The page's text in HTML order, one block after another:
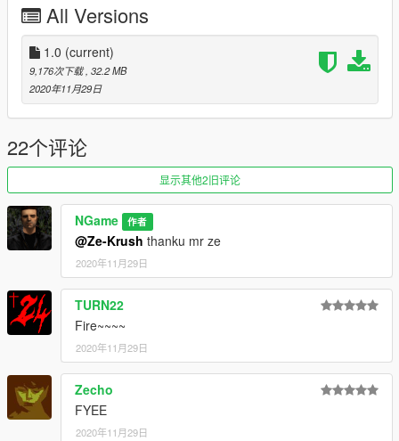
All Versions
1.0 (current)
9,176次下载, 32.2 MB
2020年11月29日
22个评论
显示其他2旧评论
NGame 作者
@Ze-Krush thanku mr ze
2020年11月29日
TURN22
Fire~~~~
2020年11月29日
Zecho
FYEE
2020年11月29日